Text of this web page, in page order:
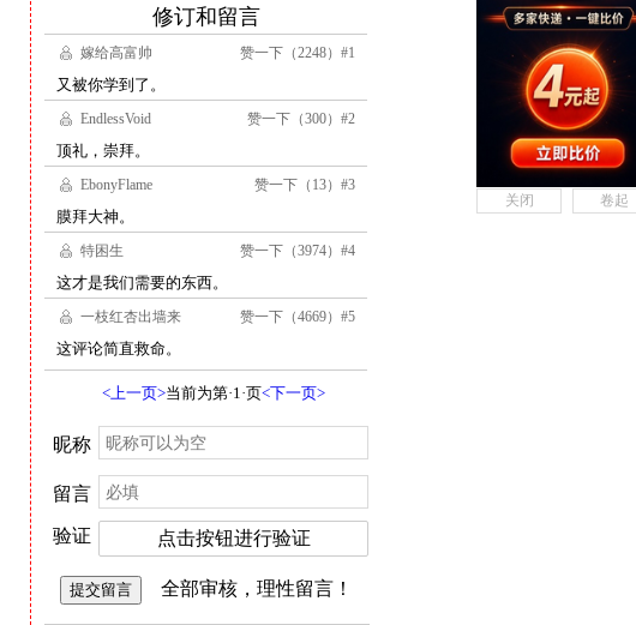
关闭 卷起